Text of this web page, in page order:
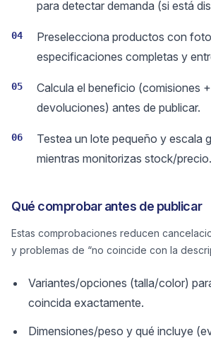
para detectar demanda (si está
04
Preselecciona productos con
especificaciones completas y
05
Calcula el beneficio (comisiones
devoluciones) antes de publicar.
06
Testea un lote pequeño y escala
mientras monitorizas stock/precio.
Qué comprobar antes de publicar
Estas comprobaciones reducen
y problemas de “no coincide con la
Variantes/opciones (talla/color)
coincida exactamente.
Dimensiones/peso y qué incluye